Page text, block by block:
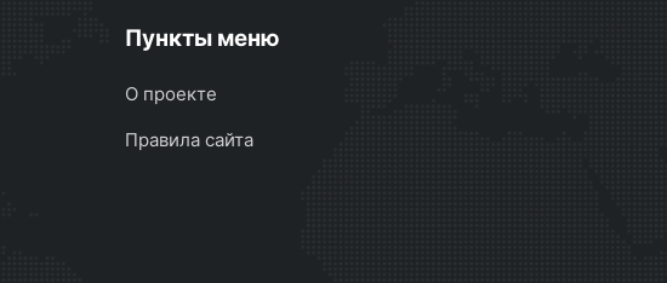
Пункты меню
О проекте
Правила сайта